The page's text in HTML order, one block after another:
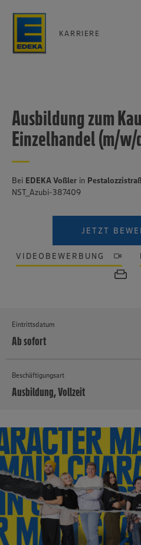
KARRIERE
Ausbildung zum
Einzelhandel (m/
Bei EDEKA Voßler in
NST_Azubi-387409
JETZT
VIDEOBEWERBUNG
Eintrittsdatum
Ab sofort
Beschäftigungsart
Ausbildung, Vollzeit